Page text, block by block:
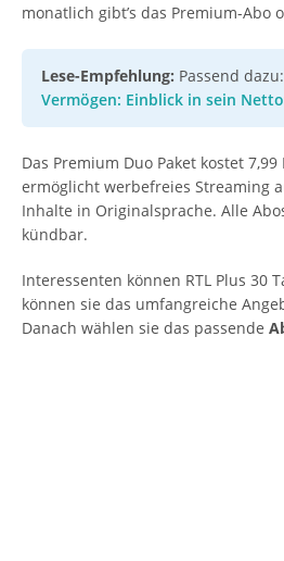
monatlich gibt’s das Premium-Abo
Lese-Empfehlung: Passend dazu:
Vermögen: Einblick in sein
Das Premium Duo Paket kostet
ermöglicht werbefreies Streaming
Inhalte in Originalsprache. Alle
kündbar.
Interessenten können RTL Plus 30
können sie das umfangreiche
Danach wählen sie das passende